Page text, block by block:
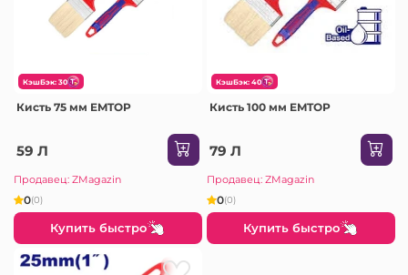
КэшБэк: 30
Кисть 75 мм EMTOP
59 Л
Продавец: ZMagazin
0(0)
Купить быстро
КэшБэк: 40
Кисть 100 мм EMTOP
79 Л
Продавец: ZMagazin
0(0)
Купить быстро